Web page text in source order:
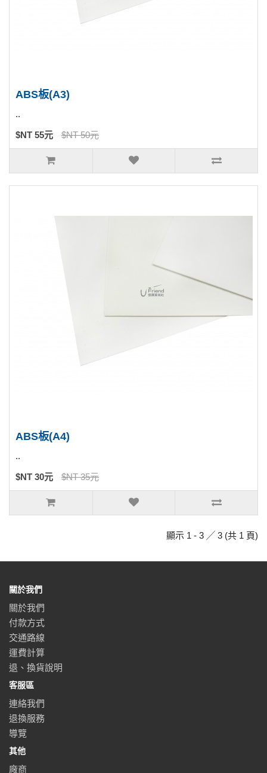
ABS板(A3)
..
$NT 55元 $NT 50元
ABS板(A4)
..
$NT 30元 $NT 35元
顯示 1 - 3 ╱ 3 (共 1 頁)
關於我們
關於我們
付款方式
交通路線
運費計算
退、換貨說明
客服區
連絡我們
退換服務
導覽
其他
廠商